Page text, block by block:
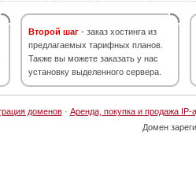
Второй шаг - заказ хостинга из
предлагаемых тарифных планов.
Также вы можете заказать у нас
установку выделенного сервера.
доменов· Аренда, покупка и продажа IP-
Домен